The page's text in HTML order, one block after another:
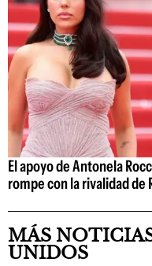
El apoyo de Antonela
rompe con la rivalidad de
MÁS
UNIDOS